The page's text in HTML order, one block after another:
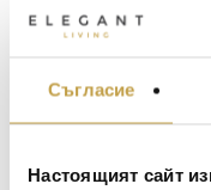
Съгласие
Настоящият сайт
Размери /
Early in the
coast of Florida